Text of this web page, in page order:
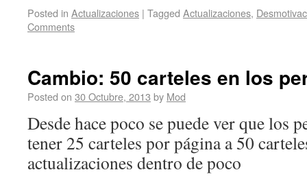
Posted in Actualizaciones | Tagged Actualizaciones,
Comments
Cambio: 50 carteles en los
Posted on 30 Octubre, 2013 by Mod
Desde hace poco se puede ver que los
tener 25 carteles por página a 50
actualizaciones dentro de poco